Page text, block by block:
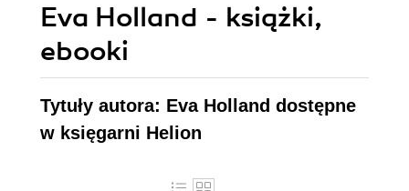
Eva Holland - książki,
ebooki
Tytuły autora: Eva Holland dostępne
w księgarni Helion